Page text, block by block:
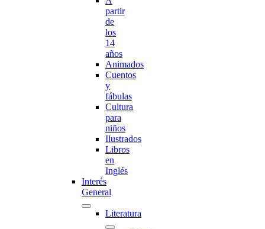
partir
de
los
14
años
Animados
Cuentos
y
fábulas
Cultura
para
niños
Ilustrados
Libros
en
Inglés
Interés
General
Literatura